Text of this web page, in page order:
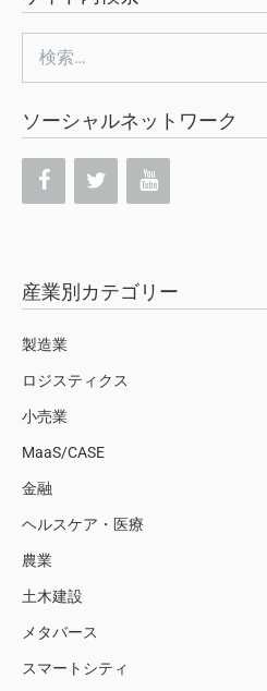
索:
ソーシャルネットワーク
産業別カテゴリー
製造業
ロジスティクス
小売業
MaaS/CASE
金融
ヘルスケア・医療
農業
土木建設
メタバース
スマートシティ